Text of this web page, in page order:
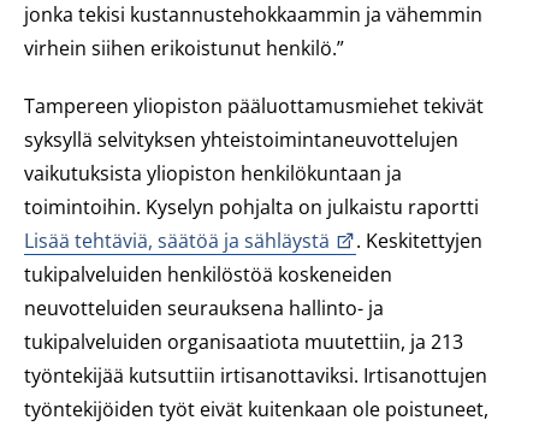
jonka tekisi kustannustehokkaammin ja vähemmin
virhein siihen erikoistunut henkilö.”
Tampereen yliopiston pääluottamusmiehet tekivät
syksyllä selvityksen yhteistoimintaneuvottelujen
vaikutuksista yliopiston henkilökuntaan ja
toimintoihin. Kyselyn pohjalta on julkaistu raportti
Lisää tehtäviä, säätöä ja sähläystä
. Keskitettyjen
tukipalveluiden henkilöstöä koskeneiden
neuvotteluiden seurauksena hallinto- ja
tukipalveluiden organisaatiota muutettiin, ja 213
työntekijää kutsuttiin irtisanottaviksi. Irtisanottujen
työntekijöiden työt eivät kuitenkaan ole poistuneet,